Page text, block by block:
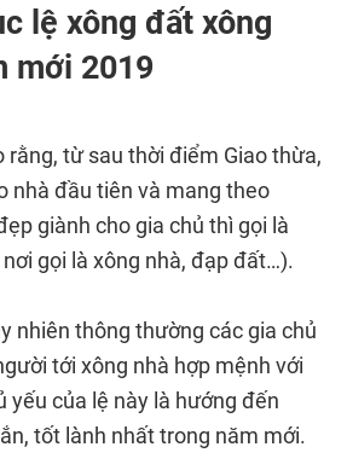
lệ xông đất xông
mới 2019
rằng, từ sau thời điểm Giao thừa,
nhà đầu tiên và mang theo
giành cho gia chủ thì gọi là
gọi là xông nhà, đạp đất…).
nhiên thông thường các gia chủ
tới xông nhà hợp mệnh với
yếu của lệ này là hướng đến
tốt lành nhất trong năm mới.